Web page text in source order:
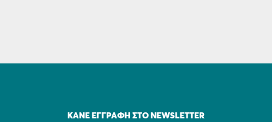
ΚΆΝΕ ΕΓΓΡΑΦΉ ΣΤΟ NEWSLETTER